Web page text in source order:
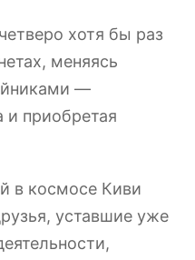
хотя бы раз
меняясь
—
и приобретая
в космосе Киви
уставшие уже